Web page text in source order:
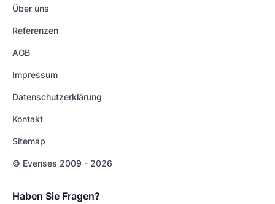
Über uns
Referenzen
AGB
Impressum
Datenschutzerklärung
Kontakt
Sitemap
© Evenses 2009 - 2026
Haben Sie Fragen?